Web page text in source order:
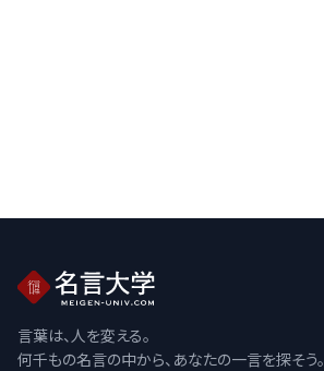
言葉は、人を変える。
何千もの名言の中から、あなたの一言を探そう。